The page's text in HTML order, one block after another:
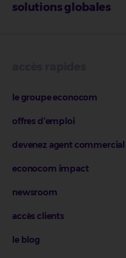
solutions globales
le groupe econocom
offres d’emploi
devenez agent commercial
econocom impact
newsroom
accès clients
le blog